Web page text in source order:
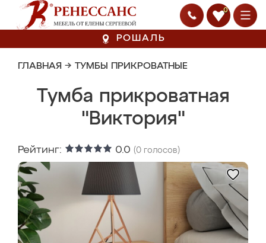
0
РОШАЛЬ
ГЛАВНАЯ → ТУМБЫ ПРИКРОВАТНЫЕ
Тумба прикроватная
"Виктория"
Рейтинг: 0.0 (0 голосов)